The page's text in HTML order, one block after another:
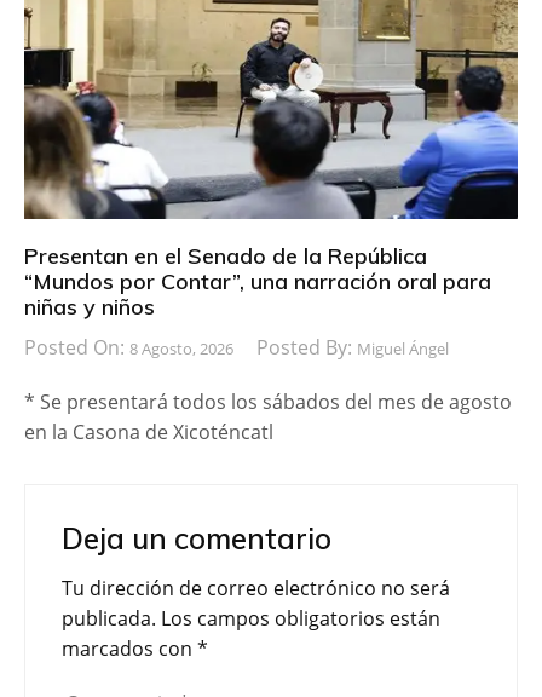
Presentan en el Senado de la República
“Mundos por Contar”, una narración oral para
niñas y niños
Posted On: 8 Agosto, 2026 Posted By: Miguel Ángel
* Se presentará todos los sábados del mes de agosto
en la Casona de Xicoténcatl
Deja un comentario
Tu dirección de correo electrónico no será
publicada. Los campos obligatorios están
marcados con *